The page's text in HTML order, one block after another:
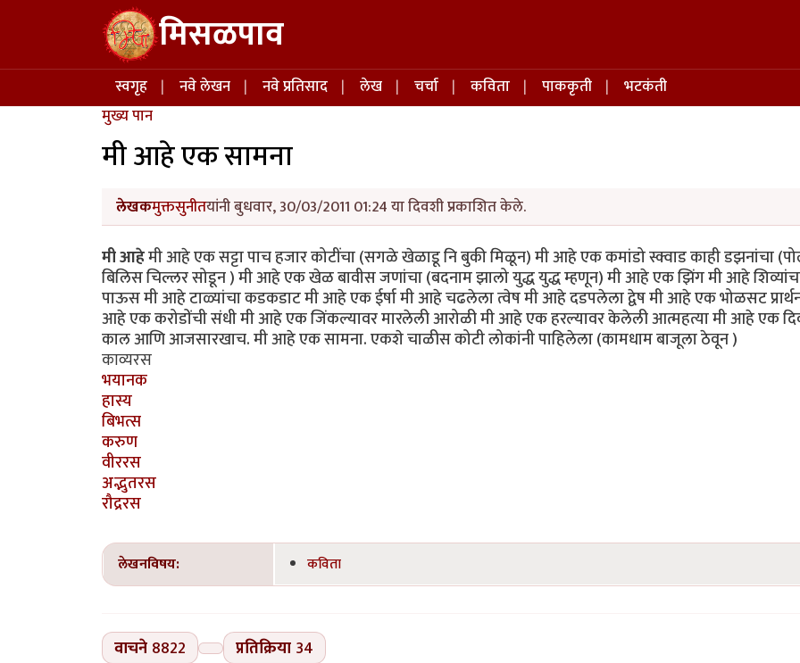
Skip to main content मिसळपाव
Main navigation
स्वगृह नवे लेखन नवे प्रतिसाद लेख चर्चा कविता पाककृती
भटकंती
मुख्य पान
मी आहे एक सामना
लेखकमुक्तसुनीतयांनी बुधवार, 30/03/2011 01:24 या दिवशी प्रकाशित केले.
मी आहेमी आहे एक सट्टा पाच हजार कोटींचा (सगळे खेळाडू नि बुकी मिळून) मी आहे एक कमांडो स्क्वाड काही डझनांचा
बिलिस चिल्लर सोडून ) मी आहे एक खेळ बावीस जणांचा (बदनाम झालो युद्ध युद्ध म्हणून) मी आहे एक झिंग मी आहे
पाऊस मी आहे टाळ्यांचा कडकडाट मी आहे एक ईर्षा मी आहे चढलेला त्वेष मी आहे दडपलेला द्वेष मी आहे एक भोळसट
आहे एक करोडोंची संधी मी आहे एक जिंकल्यावर मारलेली आरोळी मी आहे एक हरल्यावर केलेली आत्महत्या मी आहे एक
काल आणि आजसारखाच. मी आहे एक सामना. एकशे चाळीस कोटी लोकांनी पाहिलेला (कामधाम बाजूला ठेवून )
काव्यरस
भयानक
हास्य
बिभत्स
करुण
वीररस
अद्भुतरस
रौद्ररस
लेखनविषय: कविता
वाचने 8822 प्रतिक्रिया 34